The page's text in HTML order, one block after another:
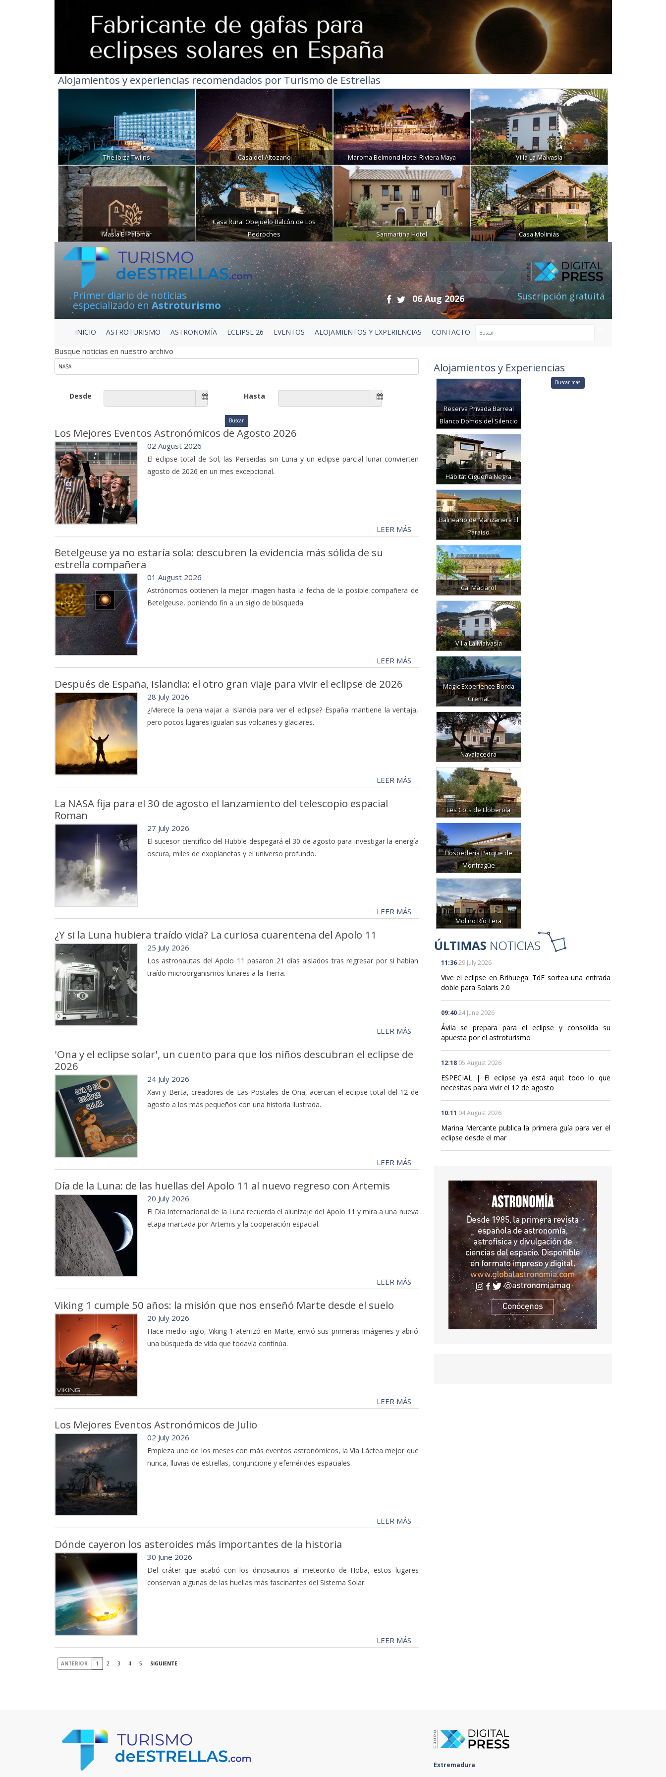
Alojamientos y experiencias recomendados por Turismo de Estrellas
The Ibiza Twiins Casa del Altozano Maroma Belmond Hotel Riviera Maya Villa La Malvasía
Masía El Palomar
Casa Rural Obejuelo Balcón de Los
Pedroches
Sanmartina Hotel Casa Moliniás
Primer diario de noticias
especializado enAstroturismo
06 Aug 2026 Suscripción gratuita
INICIO ASTROTURISMO ASTRONOMÍA ECLIPSE 26 EVENTOS ALOJAMIENTOS Y EXPERIENCIAS CONTACTO
Busque noticias en nuestro archivo
Desde Hasta
Los Mejores Eventos Astronómicos de Agosto 2026
02 August 2026
El eclipse total de Sol, las Perseidas sin Luna y un eclipse parcial lunar convierten
agosto de 2026 en un mes excepcional.
LEER MÁS
Betelgeuse ya no estaría sola: descubren la evidencia más sólida de su
estrella compañera
01 August 2026
Astrónomos obtienen la mejor imagen hasta la fecha de la posible compañera de
Betelgeuse, poniendo fin a un siglo de búsqueda.
LEER MÁS
Después de España, Islandia: el otro gran viaje para vivir el eclipse de 2026
28 July 2026
¿Merece la pena viajar a Islandia para ver el eclipse? España mantiene la ventaja,
pero pocos lugares igualan sus volcanes y glaciares.
LEER MÁS
La NASA fija para el 30 de agosto el lanzamiento del telescopio espacial
Roman
27 July 2026
El sucesor científico del Hubble despegará el 30 de agosto para investigar la energía
oscura, miles de exoplanetas y el universo profundo.
LEER MÁS
¿Y si la Luna hubiera traído vida? La curiosa cuarentena del Apolo 11
25 July 2026
Los astronautas del Apolo 11 pasaron 21 días aislados tras regresar por si habían
traído microorganismos lunares a la Tierra.
LEER MÁS
'Ona y el eclipse solar', un cuento para que los niños descubran el eclipse de
2026
24 July 2026
Xavi y Berta, creadores de Las Postales de Ona, acercan el eclipse total del 12 de
agosto a los más pequeños con una historia ilustrada.
LEER MÁS
Día de la Luna: de las huellas del Apolo 11 al nuevo regreso con Artemis
20 July 2026
El Día Internacional de la Luna recuerda el alunizaje del Apolo 11 y mira a una nueva
etapa marcada por Artemis y la cooperación espacial.
LEER MÁS
Viking 1 cumple 50 años: la misión que nos enseñó Marte desde el suelo
20 July 2026
Hace medio siglo, Viking 1 aterrizó en Marte, envió sus primeras imágenes y abrió
una búsqueda de vida que todavía continúa.
LEER MÁS
Los Mejores Eventos Astronómicos de Julio
02 July 2026
Empieza uno de los meses con más eventos astronómicos, la Vía Láctea mejor que
nunca, lluvias de estrellas, conjuncione y efemérides espaciales.
LEER MÁS
Dónde cayeron los asteroides más importantes de la historia
30 June 2026
Del cráter que acabó con los dinosaurios al meteorito de Hoba, estos lugares
conservan algunas de las huellas más fascinantes del Sistema Solar.
LEER MÁS
ANTERIOR 1 2 3 4 5 SIGUIENTE
Alojamientos y Experiencias
Reserva Privada Barreal
Blanco Domos del Silencio
Hábitat Cigüeña Negra
Balneario de Manzanera El
Paraíso
Cal Maciarol
Villa La Malvasía
Magic Experience Borda
Cremat
Navalacedra
Les Cots de Lloberola
Hospedería Parque de
Monfragüe
Molino Río Tera
Buscar más
11:36 29 July 2026
Vive el eclipse en Brihuega: TdE sortea una entrada
doble para Solaris 2.0
09:40 24 June 2026
Ávila se prepara para el eclipse y consolida su
apuesta por el astroturismo
12:18 05 August 2026
ESPECIAL | El eclipse ya está aquí: todo lo que
necesitas para vivir el 12 de agosto
10:11 04 August 2026
Marina Mercante publica la primera guía para ver el
eclipse desde el mar
Extremadura